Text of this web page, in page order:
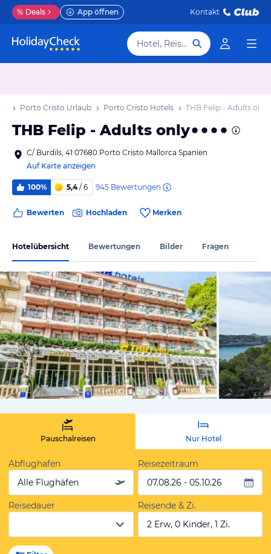
% Deals App öffnen Kontakt
Hotel, Reiseziel
Porto Cristo Urlaub Porto Cristo Hotels THB Felip - Adults only
THB Felip - Adults only
C/ Burdils, 41 07680 Porto Cristo Mallorca Spanien
Auf Karte anzeigen
100% 5,4/ 6 945 Bewertungen
Bewerten Hochladen Merken
Hotelübersicht Bewertungen Bilder Fragen
vom
Pauschalreisen Nur Hotel
Abflughafen
Alle Flughäfen
Reisezeitraum
07.08.26 - 05.10.26
Reisedauer
Reisende & Zi.
2 Erw, 0 Kinder, 1 Zi.